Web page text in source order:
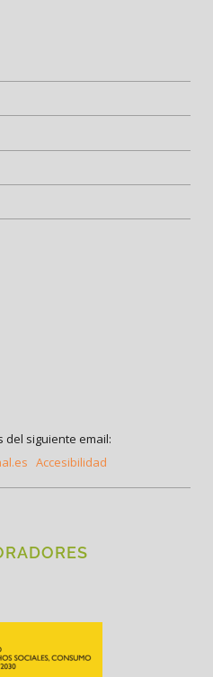
del siguiente email:
Accesibilidad